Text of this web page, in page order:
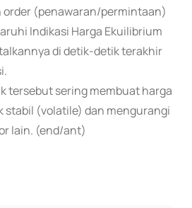
order (penawaran/permintaan)
Indikasi Harga Ekuilibrium
di detik-detik terakhir
tersebut sering membuat harga
stabil (volatile) dan mengurangi
lain. (end/ant)